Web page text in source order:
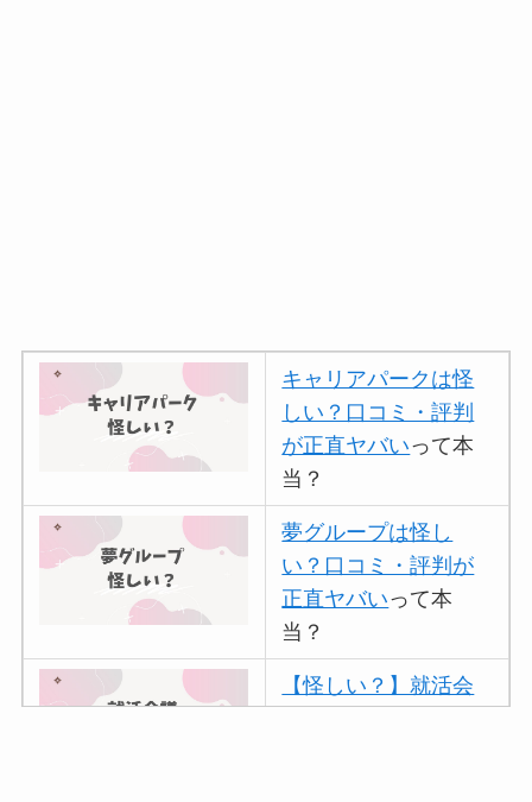
キャリアパークは怪
しい？口コミ・評判
が正直ヤバいって本
当？
夢グループは怪し
い？口コミ・評判が
正直ヤバいって本
当？
【怪しい？】就活会